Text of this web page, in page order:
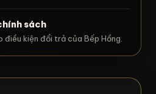
sách
điều kiện đổi trả của Bếp Hồng.